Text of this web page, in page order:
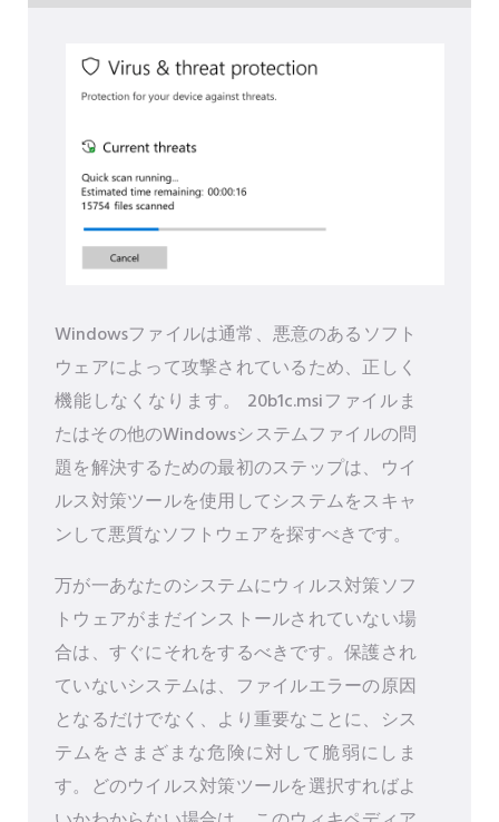
Windowsファイルは通常、悪意のあるソフト
ウェアによって攻撃されているため、正しく
機能しなくなります。 20b1c.msiファイルま
たはその他のWindowsシステムファイルの問
題を解決するための最初のステップは、ウイ
ルス対策ツールを使用してシステムをスキャ
ンして悪質なソフトウェアを探すべきです。
万が一あなたのシステムにウィルス対策ソフ
トウェアがまだインストールされていない場
合は、すぐにそれをするべきです。保護され
ていないシステムは、ファイルエラーの原因
となるだけでなく、より重要なことに、シス
テムをさまざまな危険に対して脆弱にしま
す。どのウイルス対策ツールを選択すればよ